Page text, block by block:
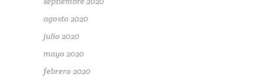
agosto 2020
julio 2020
mayo 2020
febrero 2020